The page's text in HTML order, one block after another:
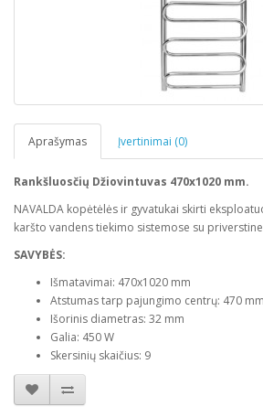
Aprašymas Įvertinimai (0)
Rankšluosčių Džiovintuvas 470x1020 mm.
NAVALDA kopėtėlės ir gyvatukai skirti
karšto vandens tiekimo sistemose su
SAVYBĖS:
Išmatavimai: 470x1020 mm
Atstumas tarp pajungimo centrų: 470 mm
Išorinis diametras: 32 mm
Galia: 450 W
Skersinių skaičius: 9